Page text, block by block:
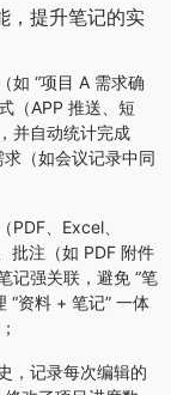
，提升笔记的实
如 “项目 A 需求确
（APP 推送、短
并自动统计完成
（如会议记录中同
PDF、Excel、
批注（如 PDF 附件
记强关联，避免 “笔
“资料 + 笔记” 一体
，记录每次编辑的